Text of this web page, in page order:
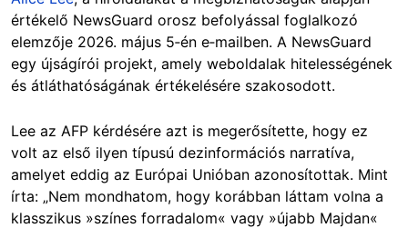
értékelő NewsGuard orosz befolyással foglalkozó
elemzője 2026. május 5‑én e‑mailben. A NewsGuard
egy újságírói projekt, amely weboldalak hitelességének
és átláthatóságának értékelésére szakosodott.
Lee az AFP kérdésére azt is megerősítette, hogy ez
volt az első ilyen típusú dezinformációs narratíva,
amelyet eddig az Európai Unióban azonosítottak. Mint
írta: „Nem mondhatom, hogy korábban láttam volna a
klasszikus »színes forradalom« vagy »újabb Majdan«